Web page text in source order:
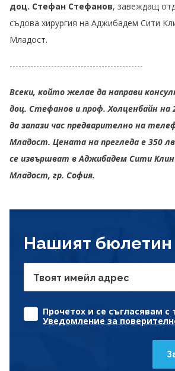
доц. Стефан Стефанов, завеждащ
съдова хирургия на Аджибадем Сити
Младост.
---------------------------------------------
Всеки, който желае да направи
доц. Стефанов и проф. Холценбайн на
да запази час предварително на
Младост. Цената на прегледа е 350
се извършват в Аджибадем Сити
Младост, гр. София.
Нашият бюлетин
Твоят имейл адрес
Прочетох и се съгласявам с
Уведомление за